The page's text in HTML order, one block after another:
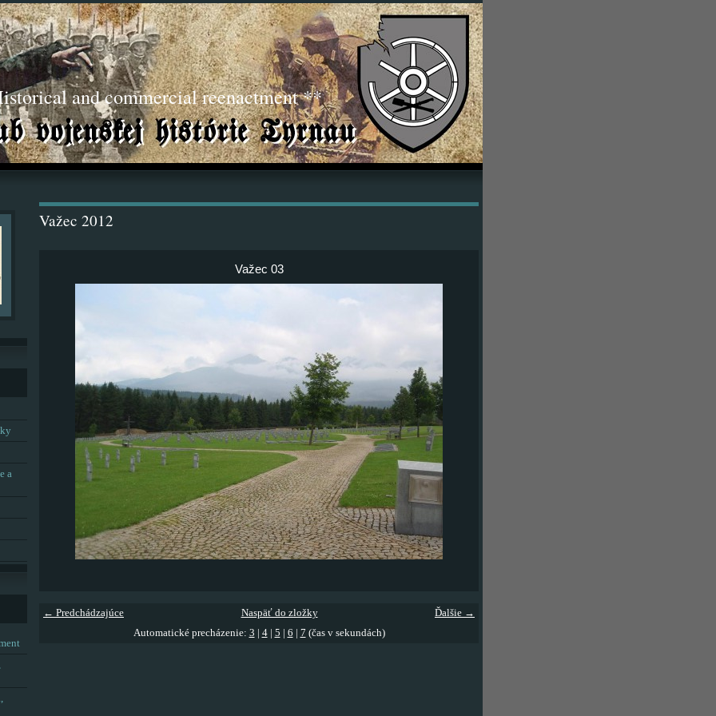
and commercial reenactment **
Važec 2012
Važec 03
← Predchádzajúce Ďalšie →
Naspäť do zložky
Automatické precházenie: 3 4| 5 6 7 (čas v sekundách)
a